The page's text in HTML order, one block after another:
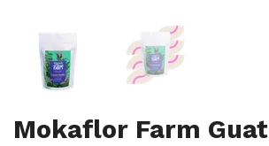
Mokaflor Farm